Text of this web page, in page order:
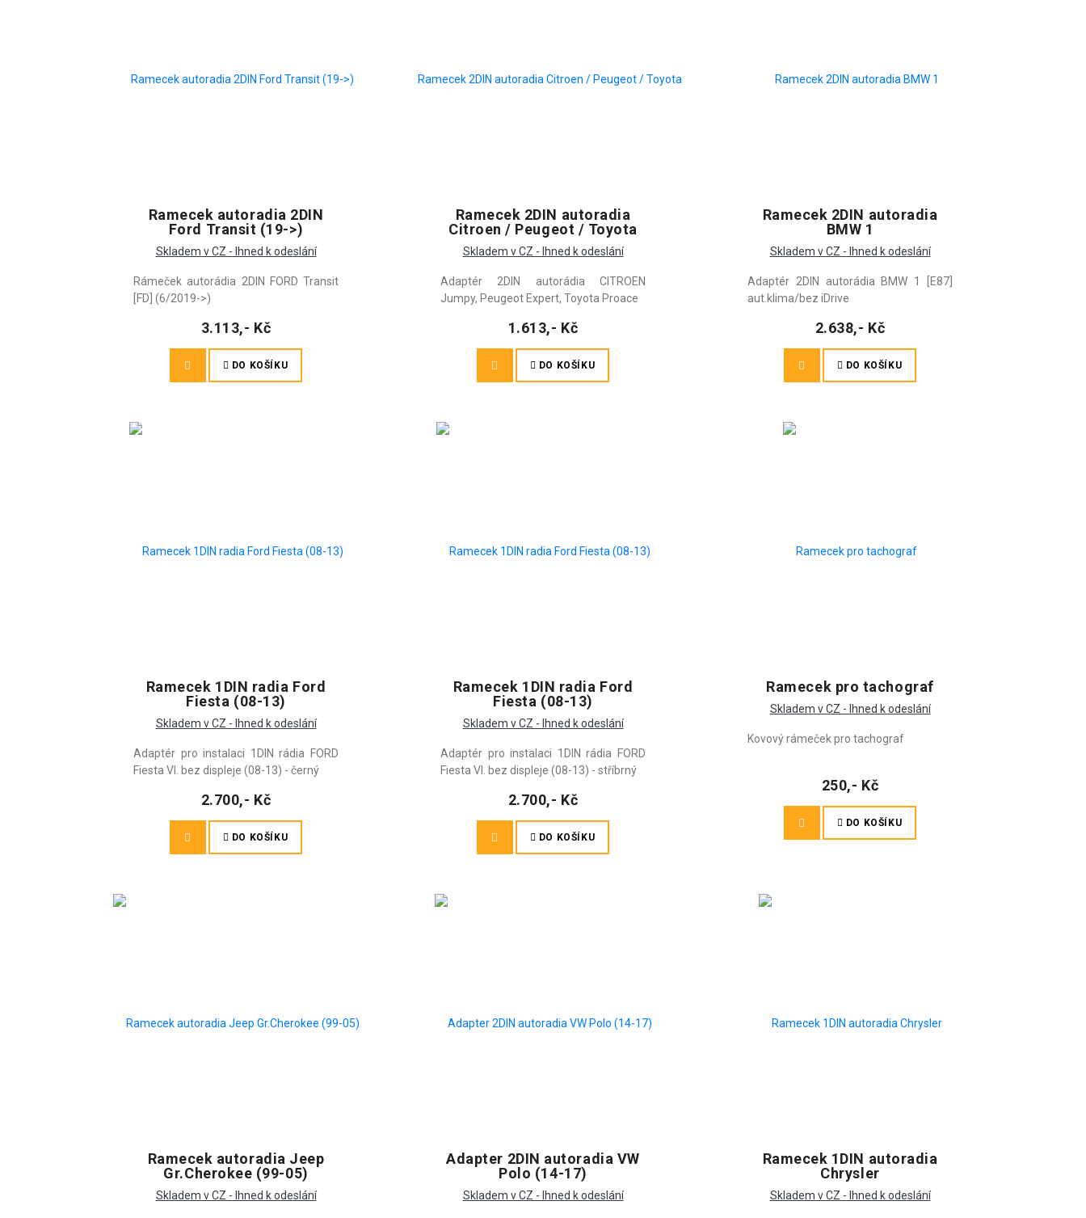
Ramecek autoradia 2DIN
Ford Transit (19->)
Skladem v CZ - Ihned k odeslání
Rámeček autorádia 2DIN FORD Transit
[FD] (6/2019->)
3.113,- Kč
DO KOŠÍKU
Ramecek 2DIN autoradia
Citroen / Peugeot / Toyota
Skladem v CZ - Ihned k odeslání
Adaptér 2DIN autorádia CITROEN
Jumpy, Peugeot Expert, Toyota Proace
1.613,- Kč
DO KOŠÍKU
Ramecek 2DIN autoradia
BMW 1
Skladem v CZ - Ihned k odeslání
Adaptér 2DIN autorádia BMW 1 [E87]
aut.klima/bez iDrive
2.638,- Kč
DO KOŠÍKU
Ramecek 1DIN radia Ford
Fiesta (08-13)
Skladem v CZ - Ihned k odeslání
Adaptér pro instalaci 1DIN rádia FORD
Fiesta VI. bez displeje (08-13) - černý
2.700,- Kč
DO KOŠÍKU
Ramecek 1DIN radia Ford
Fiesta (08-13)
Skladem v CZ - Ihned k odeslání
Adaptér pro instalaci 1DIN rádia FORD
Fiesta VI. bez displeje (08-13) - stříbrný
2.700,- Kč
DO KOŠÍKU
Ramecek pro tachograf
Skladem v CZ - Ihned k odeslání
Kovový rámeček pro tachograf
250,- Kč
DO KOŠÍKU
Ramecek autoradia Jeep
Gr.Cherokee (99-05)
Skladem v CZ - Ihned k odeslání
Adapter 2DIN autoradia VW
Polo (14-17)
Skladem v CZ - Ihned k odeslání
Ramecek 1DIN autoradia
Chrysler
Skladem v CZ - Ihned k odeslání